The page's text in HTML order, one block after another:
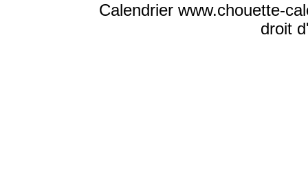
Calendrier www.chouette-
droit